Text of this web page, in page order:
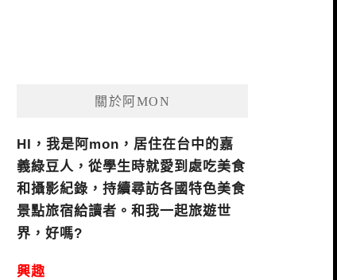
關於阿MON
HI，我是阿mon，居住在台中的嘉
義綠豆人，從學生時就愛到處吃美食
和攝影紀錄，持續尋訪各國特色美食
景點旅宿給讀者。和我一起旅遊世
界，好嗎?
興趣